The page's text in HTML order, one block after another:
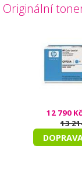
Originální
12 790 Kč
13